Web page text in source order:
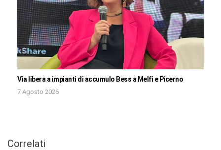
Via libera a impianti di accumulo Bess a Melfi e Picerno
7 Agosto 2026
Correlati